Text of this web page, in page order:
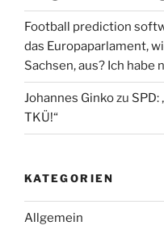
Football prediction
das Europaparlament,
Sachsen, aus? Ich
Johannes Ginkozu
TKÜ!“
KATEGORIEN
Allgemein